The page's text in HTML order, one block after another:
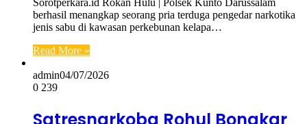
Sorotperkara.id Rokan Hulu | Polsek Kunto Darussalam
berhasil menangkap seorang pria terduga pengedar narkotika
jenis sabu di kawasan perkebunan kelapa…
Read More »
admin04/07/2026
0 239